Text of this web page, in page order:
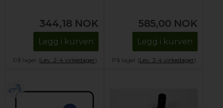
344,18 NOK
Legg i kurven
På lager (Lev. 2-4 virkedager).
585,00 NOK
Legg i kurven
På lager (Lev. 2-4 virkedager).